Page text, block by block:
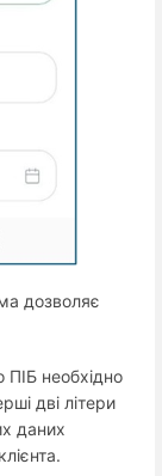
дозволяє
ПІБ необхідно
дві літери
даних
клієнта.